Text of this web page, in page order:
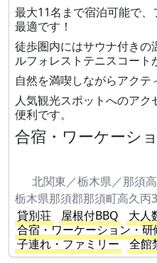
最大11名まで宿泊可能で
最適です！
徒歩圏内にはサウナ付き
ルフォレストテニスコート
自然を満喫しながらアクテ
人気観光スポットへのア
便利です。
合宿・ワーケーシ
北関東／栃木県／那須
栃木県那須郡那須町高久丙
貸別荘
屋根付BBQ 大人
合宿・ワーケーション・研
子連れ・ファミリー
全館